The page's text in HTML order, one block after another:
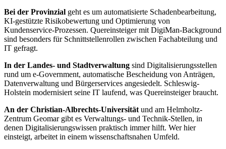
Bei der Provinzial geht es um automatisierte Schadenbearbeitung,
KI-gestützte Risikobewertung und Optimierung von
Kundenservice-Prozessen. Quereinsteiger mit DigiMan-Background
sind besonders für Schnittstellenrollen zwischen Fachabteilung und
IT gefragt.
In der Landes- und Stadtverwaltung sind Digitalisierungsstellen
rund um e-Government, automatische Bescheidung von Anträgen,
Datenverwaltung und Bürgerservices angesiedelt. Schleswig-
Holstein modernisiert seine IT laufend, was Quereinsteiger braucht.
An der Christian-Albrechts-Universität und am Helmholtz-
Zentrum Geomar gibt es Verwaltungs- und Technik-Stellen, in
denen Digitalisierungswissen praktisch immer hilft. Wer hier
einsteigt, arbeitet in einem wissenschaftsnahen Umfeld.